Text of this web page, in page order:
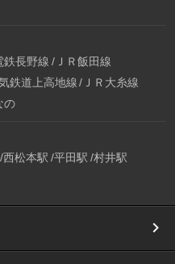
鉄長野線 ＪＲ飯田線
鉄道上高地線
ＪＲ大糸線
の
西松本駅 平田駅 村井駅